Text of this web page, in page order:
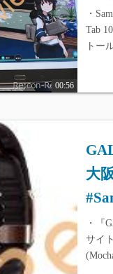
00:56
・
Tab
トー
大
・『
サイ